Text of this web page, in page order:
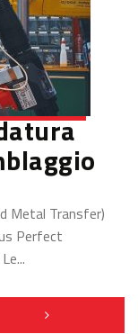
Metal Transfer)
Perfect